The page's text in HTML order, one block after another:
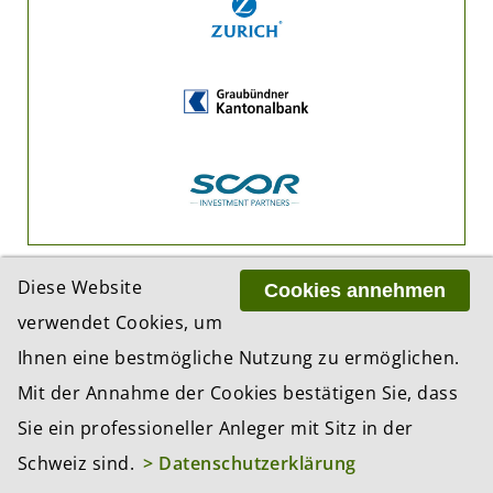
ADRESSE
BCP Business Content Production GmbH
Gotthardstrasse 38
8002 Zürich
Cookies annehmen
Diese Website
verwendet Cookies, um
Ihnen eine bestmögliche Nutzung zu ermöglichen.
Mit der Annahme der Cookies bestätigen Sie, dass
Sie ein professioneller Anleger mit Sitz in der
Schweiz sind. > Datenschutzerklärung